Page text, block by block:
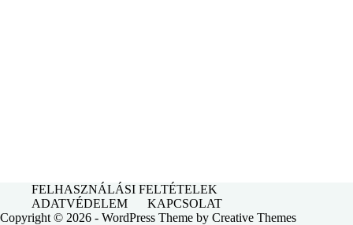
FELHASZNÁLÁSI FELTÉTELEK
ADATVÉDELEM
KAPCSOLAT
Copyright © 2026 - WordPress Theme by Creative Themes